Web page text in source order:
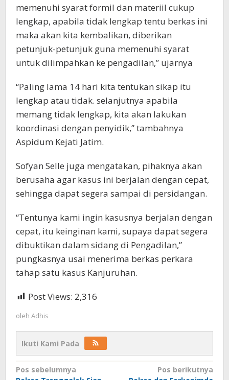
memenuhi syarat formil dan materiil cukup
lengkap, apabila tidak lengkap tentu berkas ini
maka akan kita kembalikan, diberikan
petunjuk-petunjuk guna memenuhi syarat
untuk dilimpahkan ke pengadilan,” ujarnya
“Paling lama 14 hari kita tentukan sikap itu
lengkap atau tidak. selanjutnya apabila
memang tidak lengkap, kita akan lakukan
koordinasi dengan penyidik,” tambahnya
Aspidum Kejati Jatim.
Sofyan Selle juga mengatakan, pihaknya akan
berusaha agar kasus ini berjalan dengan cepat,
sehingga dapat segera sampai di persidangan.
“Tentunya kami ingin kasusnya berjalan dengan
cepat, itu keinginan kami, supaya dapat segera
dibuktikan dalam sidang di Pengadilan,”
pungkasnya usai menerima berkas perkara
tahap satu kasus Kanjuruhan.
Post Views: 2,316
oleh Adhis
Ikuti Kami Pada
Navigasi
Pos sebelumnya
Pos berikutnya